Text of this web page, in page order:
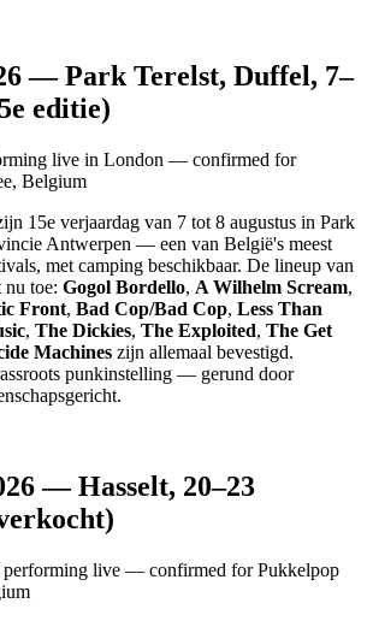
— Park Terelst, Duffel, 7–
editie)
15e verjaardag van 7 tot 8 augustus in Park
Antwerpen — een van België's meest
met camping beschikbaar. De lineup van
nu toe: Gogol Bordello, A Wilhelm Scream,
Front, Bad Cop/Bad Cop, Less Than
, The Dickies, The Exploited, The Get
Machines zijn allemaal bevestigd.
punkinstelling — gerund door
— Hasselt, 20–23